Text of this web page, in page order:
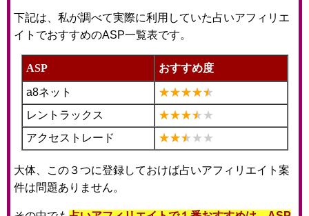
下記は、私が調べて実際に利用していた占いアフィリエ
イトでおすすめのASP一覧表です。
ASP おすすめ度
a8ネット
レントラックス
アクセストレード
大体、この３つに登録しておけば占いアフィリエイト案
件は問題ありません。